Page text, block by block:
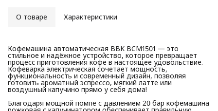
О товаре Характеристики
Кофемашина автоматическая BBK BCM1501 — это
стильное и надёжное устройство, которое превращает
процесс приготовления кофе в настоящее удовольствие.
Кофеварка электрическая сочетает мощность,
функциональность и современный дизайн, позволяя
готовить ароматный эспрессо, мягкий латте или
воздушный капучино прямо у себя дома!
Благодаря мощной помпе с давлением 20 бар кофемашина